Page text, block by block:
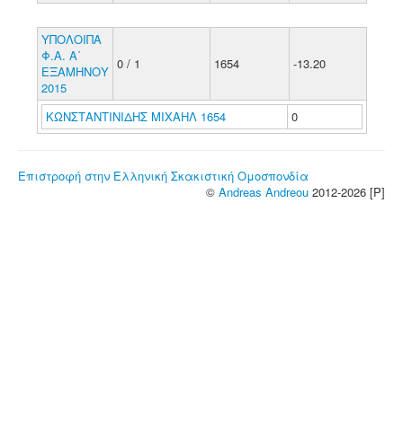
ΥΠΟΛΟΙΠΑ
Φ.Α. Α΄
ΕΞΑΜΗΝΟΥ
2015
0 / 1 1654 -13.20
ΚΩΝΣΤΑΝΤΙΝΙΔΗΣ ΜΙΧΑΗΛ 1654 0
Επιστροφή στην Ελληνική Σκακιστική Ομοσπονδία
© Andreas Andreou 2012-2026 [P]